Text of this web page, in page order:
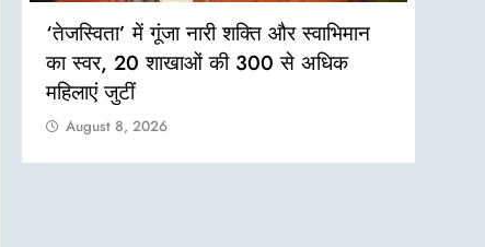
‘तेजस्विता’ में गूंजा नारी शक्ति और स्वाभिमान
का स्वर, 20 शाखाओं की 300 से अधिक
महिलाएं जुटीं
August 8, 2026